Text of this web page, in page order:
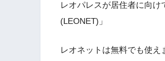
レオパレスが居住者に向け
(LEONET)」
レオネットは無料でも使え